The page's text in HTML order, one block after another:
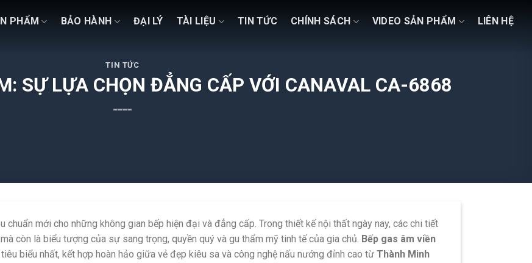
PHẨM BẢO HÀNH ĐẠI LÝ TÀI LIỆU TIN TỨC CHÍNH SÁCH VIDEO SẢN PHẨM LIÊN HỆ
TIN TỨC
SỰ LỰA CHỌN ĐẲNG CẤP VỚI CANAVAL CA-6868
chuẩn mới cho những không gian bếp hiện đại và đẳng cấp. Trong thiết kế nội thất ngày nay, các chi tiết
mà còn là biểu tượng của sự sang trọng, quyền quý và gu thẩm mỹ tinh tế của gia chủ. Bếp gas âm viền
biểu nhất, kết hợp hoàn hảo giữa vẻ đẹp kiêu sa và công nghệ nấu nướng đỉnh cao từ Thành Minh